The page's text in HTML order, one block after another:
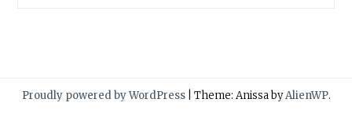
Proudly powered by WordPress Theme: Anissa byAlienWP.